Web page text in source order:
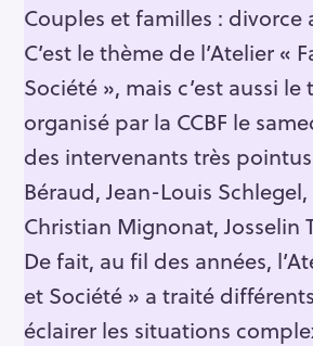
Couples et familles : divorce
C’est le thème de l’Atelier «
Société », mais c’est aussi
organisé par la CCBF le
des intervenants très
Béraud, Jean-Louis
Christian Mignonat, Josselin
De fait, au fil des années,
et Société » a traité
éclairer les situations